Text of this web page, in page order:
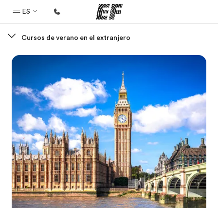
ES
Bienvenido a EF
Ver todo lo que hacemos
Oficinas
Encuentra una oficina
Sobre nosotros
Quiénes somos
Trabajos
Únete al equipo
Cursos de verano en el extranjero